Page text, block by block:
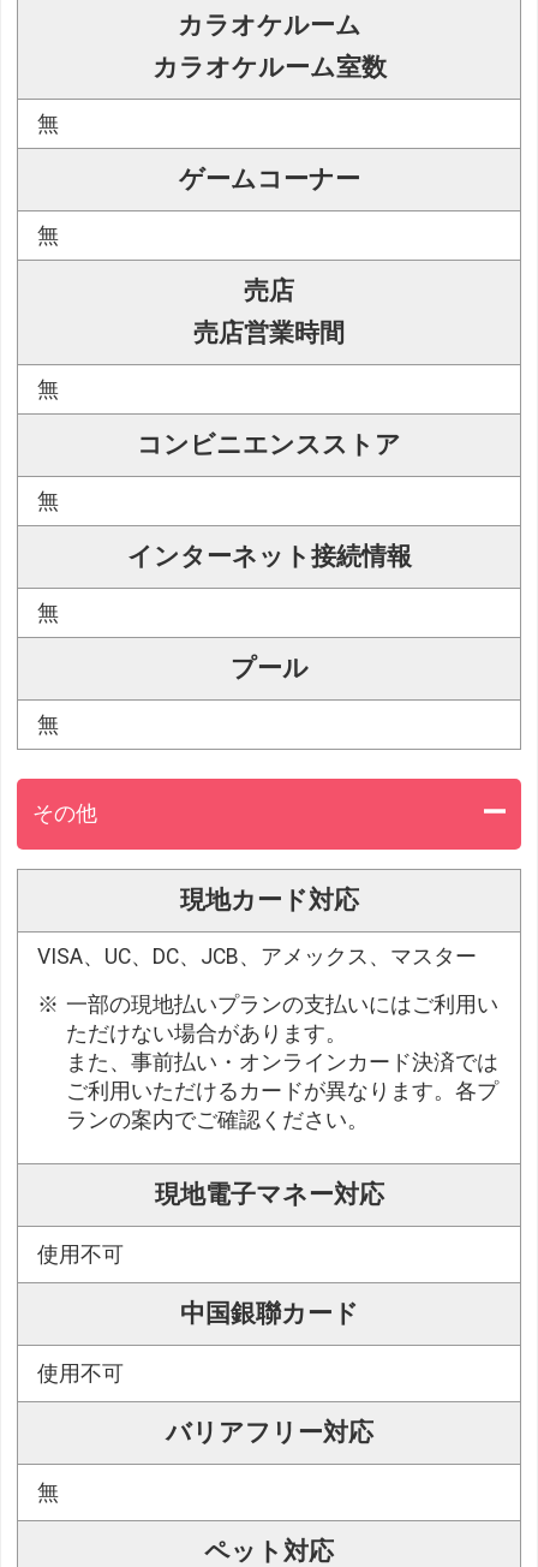
カラオケルーム
カラオケルーム室数
無
ゲームコーナー
無
売店
売店営業時間
無
コンビニエンスストア
無
インターネット接続情報
無
プール
無
その他
現地カード対応
VISA、UC、DC、JCB、アメックス、マスター
一部の現地払いプランの支払いにはご利用い
ただけない場合があります。
また、事前払い・オンラインカード決済では
ご利用いただけるカードが異なります。各プ
ランの案内でご確認ください。
現地電子マネー対応
使用不可
中国銀聯カード
使用不可
バリアフリー対応
無
ペット対応